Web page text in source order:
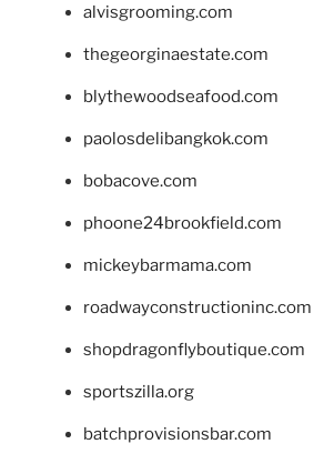
alvisgrooming.com
thegeorginaestate.com
blythewoodseafood.com
paolosdelibangkok.com
bobacove.com
phoone24brookfield.com
mickeybarmama.com
roadwayconstructioninc.com
shopdragonflyboutique.com
sportszilla.org
batchprovisionsbar.com